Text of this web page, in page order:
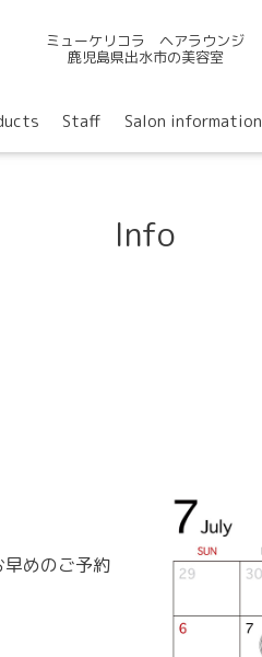
ミューケリコラ ヘアラウンジ
鹿児島県出水市の美容室
Staff Salon information
Info
めのご予約